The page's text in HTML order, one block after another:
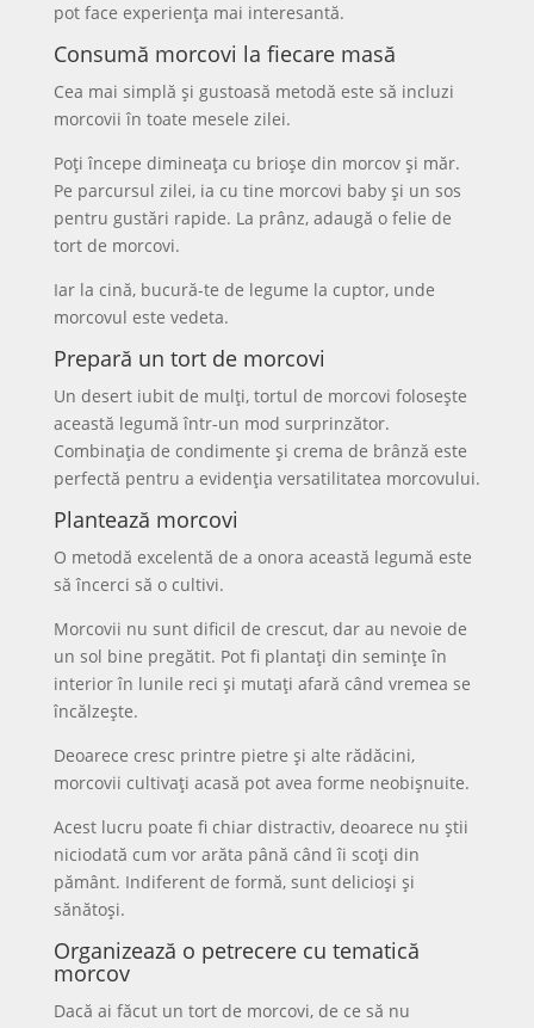
pot face experiența mai interesantă.
Consumă morcovi la fiecare masă
Cea mai simplă și gustoasă metodă este să incluzi
morcovii în toate mesele zilei.
Poți începe dimineața cu brioșe din morcov și măr.
Pe parcursul zilei, ia cu tine morcovi baby și un sos
pentru gustări rapide. La prânz, adaugă o felie de
tort de morcovi.
Iar la cină, bucură-te de legume la cuptor, unde
morcovul este vedeta.
Prepară un tort de morcovi
Un desert iubit de mulți, tortul de morcovi folosește
această legumă într-un mod surprinzător.
Combinația de condimente și crema de brânză este
perfectă pentru a evidenția versatilitatea morcovului.
Plantează morcovi
O metodă excelentă de a onora această legumă este
să încerci să o cultivi.
Morcovii nu sunt dificil de crescut, dar au nevoie de
un sol bine pregătit. Pot fi plantați din semințe în
interior în lunile reci și mutați afară când vremea se
încălzește.
Deoarece cresc printre pietre și alte rădăcini,
morcovii cultivați acasă pot avea forme neobișnuite.
Acest lucru poate fi chiar distractiv, deoarece nu știi
niciodată cum vor arăta până când îi scoți din
pământ. Indiferent de formă, sunt delicioși și
sănătoși.
Organizează o petrecere cu tematică
morcov
Dacă ai făcut un tort de morcovi, de ce să nu